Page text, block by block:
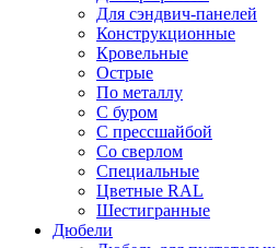
Для сэндвич-панелей
Конструкционные
Кровельные
Острые
По металлу
С буром
С прессшайбой
Со сверлом
Специальные
Цветные RAL
Шестигранные
Дюбели